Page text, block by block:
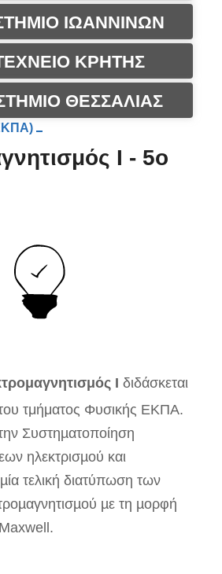
ΙΩΑΝΝΙΝΩΝ
ΚΡΗΤΗΣ
ΘΕΣΣΑΛΙΑΣ
Ι - 5ο
Ιδιδάσκεται
τμήματος Φυσικής ΕΚΠΑ.
Συστηµατοποίηση
ηλεκτρισµού και
τελική διατύπωση των
µε τη µορφή